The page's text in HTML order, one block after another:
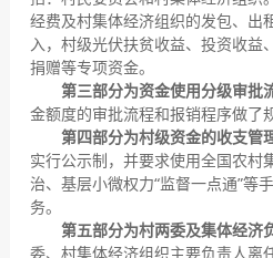
经费及村集体经济组织的发包、出
入，村级光伏扶贫收益、投资收益
捐赠等专项资金。
第三部分为资金使用分级审批
金额度的审批流程和报销程序做了
第四部分为村级资金的收支管
实行公示制，并要求使用全国农村
治、基层小微权力“监督一点通”等
务。
第五部分为村两委及集体经济
委、村集体经济组织主要负责人离